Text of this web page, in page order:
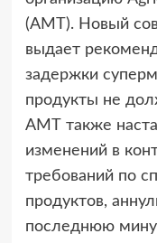
(AMT). Новый
выдает
задержки
продукты не
АМТ также
изменений в
требований по
продуктов,
последнюю